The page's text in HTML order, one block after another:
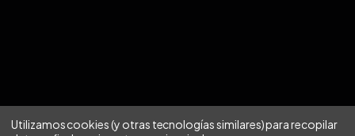
Utilizamos cookies (y otras tecnologías similares) para recopilar